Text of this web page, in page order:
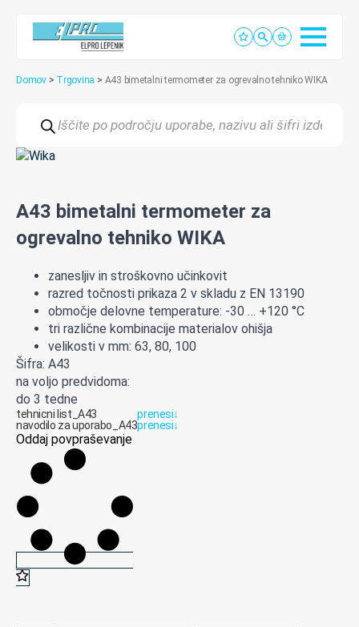
Domov > Trgovina > A43 bimetalni termometer za ogrevalno tehniko WIKA
search
A43 bimetalni termometer za
ogrevalno tehniko WIKA
zanesljiv in stroškovno učinkovit
razred točnosti prikaza 2 v skladu z EN 13190
območje delovne temperature: -30 … +120 °C
tri različne kombinacije materialov ohišja
velikosti v mm: 63, 80, 100
Šifra: A43
na voljo predvidoma:
do 3 tedne
tehnicni list_A43 prenesi↓
navodilo za uporabo_A43prenesi↓
Oddaj povpraševanje